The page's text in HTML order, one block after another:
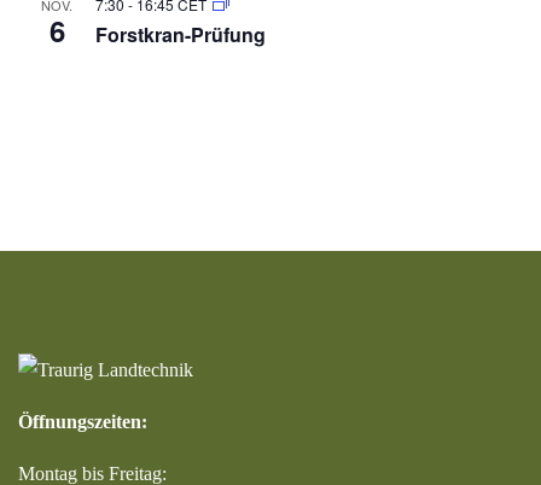
NOV.
6 Forstkran-Prüfung
Öffnungszeiten:
Montag bis Freitag: